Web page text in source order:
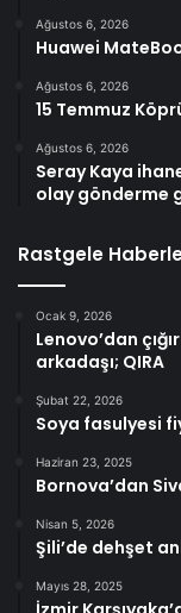
Ağustos 6, 2026
Huawei
Ağustos 6, 2026
15 Temmuz
Ağustos 6, 2026
Seray Kaya
olay gönderme
Rastgele
Ocak 9, 2026
Lenovo’dan
arkadaşı; QIRA
Şubat 22, 2026
Soya fasulyesi
Haziran 23, 2025
Bornova’dan
Nisan 5, 2026
Şili’de dehşet
Mayıs 28, 2025